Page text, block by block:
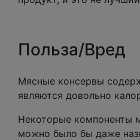
Польза/Вред
Мясные консервы
являются довольно
Некоторые компоненты
можно было бы даже